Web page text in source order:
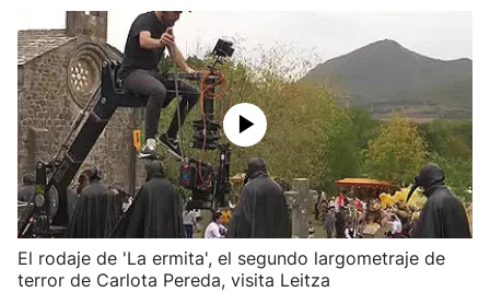
El rodaje de 'La ermita', el segundo largometraje de
terror de Carlota Pereda, visita Leitza